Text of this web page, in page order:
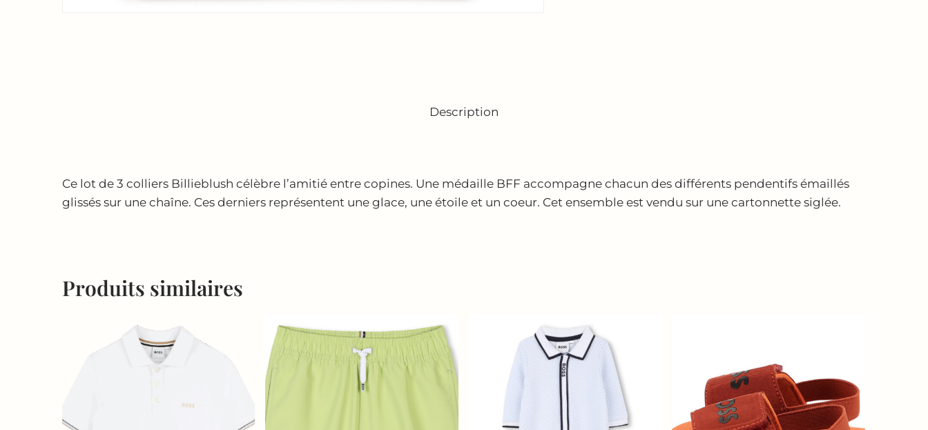
Description
Ce lot de 3 colliers Billieblush célèbre l’amitié entre copines. Une médaille BFF accompagne chacun des différents pendentifs émaillés
glissés sur une chaîne. Ces derniers représentent une glace, une étoile et un coeur. Cet ensemble est vendu sur une cartonnette siglée.
Produits similaires